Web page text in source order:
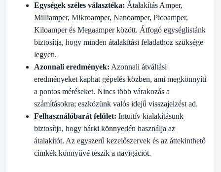
Egységek széles választéka: Átalakítás Amper,
Milliamper, Mikroamper, Nanoamper, Picoamper,
Kiloamper és Megaamper között. Átfogó egységlistánk
biztosítja, hogy minden átalakítási feladathoz szüksége
legyen.
Azonnali eredmények: Azonnali átváltási
eredményeket kaphat gépelés közben, ami megkönnyíti
a pontos méréseket. Nincs több várakozás a
számításokra; eszközünk valós idejű visszajelzést ad.
Felhasználóbarát felület: Intuitív kialakításunk
biztosítja, hogy bárki könnyedén használja az
átalakítót. Az egyszerű kezelőszervek és az áttekinthető
címkék könnyűvé teszik a navigációt.